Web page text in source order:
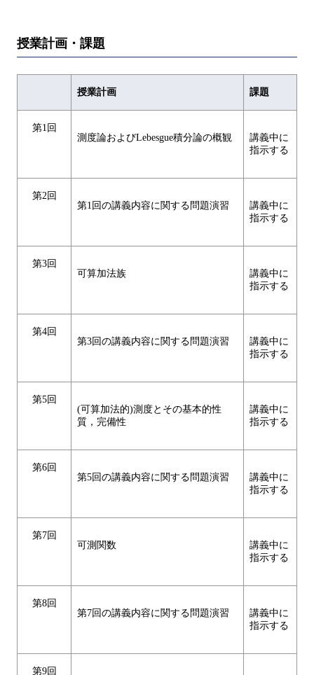
授業計画・課題
授業計画 課題
第1回
測度論およびLebesgue積分論の概観
講義中に
指示する
第2回
第1回の講義内容に関する問題演習
講義中に
指示する
第3回
可算加法族
講義中に
指示する
第4回
第3回の講義内容に関する問題演習
講義中に
指示する
第5回
(可算加法的)測度とその基本的性
質，完備性
講義中に
指示する
第6回
第5回の講義内容に関する問題演習
講義中に
指示する
第7回
可測関数
講義中に
指示する
第8回
第7回の講義内容に関する問題演習
講義中に
指示する
第9回